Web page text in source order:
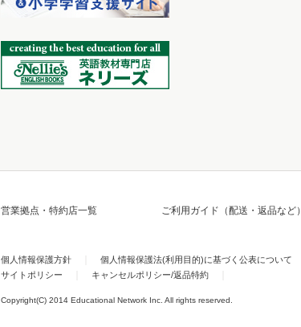
営業拠点・特約店一覧 ご利用ガイド（配送・返品など）
個人情報保護方針 個人情報保護法(利用目的)に基づく公表について
サイトポリシー
キャンセルポリシー/返品特約
Copyright(C) 2014 Educational Network Inc. All rights reserved.